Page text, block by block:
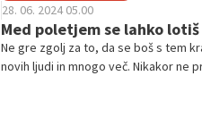
28. 06. 2024 05.00
Med poletjem se lahko
Ne gre zgolj za to, da se boš s tem
novih ljudi in mnogo več. Nikakor ne